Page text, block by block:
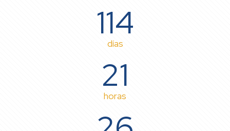
114
días
21
horas